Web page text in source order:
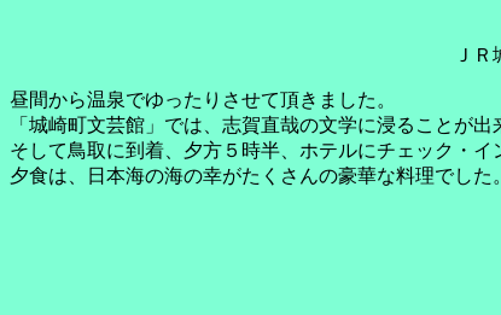
Ｊ
昼間から温泉でゆったりさせて頂きました。
「城崎町文芸館」では、志賀直哉の文学に浸ることが出
そして鳥取に到着、夕方５時半、ホテルにチェック・イ
夕食は、日本海の海の幸がたくさんの豪華な料理でした。